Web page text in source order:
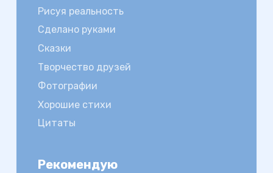
Рисуя реальность
Сделано руками
Сказки
Творчество друзей
Фотографии
Хорошие стихи
Цитаты
Рекомендую